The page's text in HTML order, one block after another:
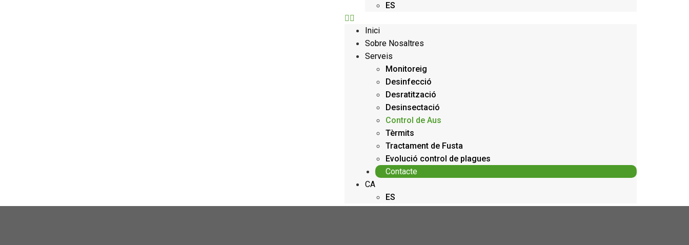
ES
Inici
Sobre Nosaltres
Serveis
Monitoreig
Desinfecció
Desratització
Desinsectació
Control de Aus
Tèrmits
Tractament de Fusta
Evolució control de plagues
Contacte
CA
ES